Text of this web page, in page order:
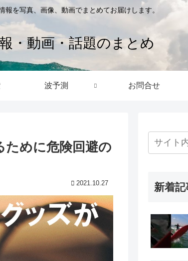
を写真、画像、動画でまとめてお届けします。
・動画・話題のまとめ
波予測 お問合せ
ために危険回避の
2021.10.27 新着記